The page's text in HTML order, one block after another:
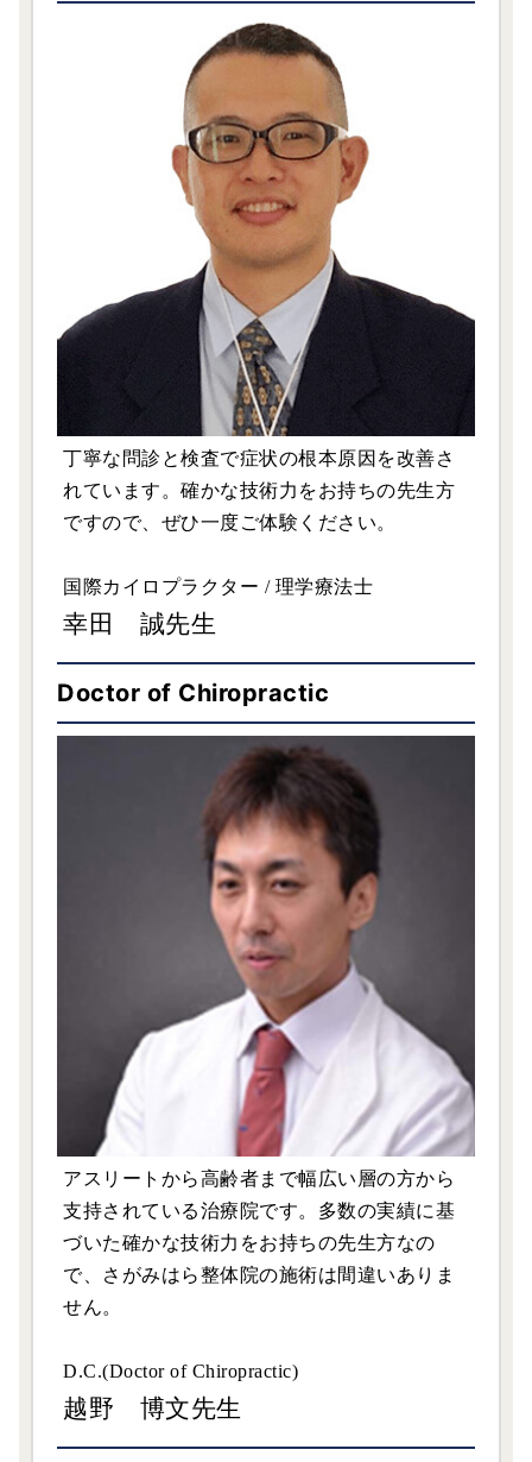
丁寧な問診と検査で症状の根本原因を改善さ
れています。確かな技術力をお持ちの先生方
ですので、ぜひ一度ご体験ください。
国際カイロプラクター / 理学療法士
幸田 誠先生
Doctor of Chiropractic
アスリートから高齢者まで幅広い層の方から
支持されている治療院です。多数の実績に基
づいた確かな技術力をお持ちの先生方なの
で、さがみはら整体院の施術は間違いありま
せん。
D.C.(Doctor of Chiropractic)
越野 博文先生